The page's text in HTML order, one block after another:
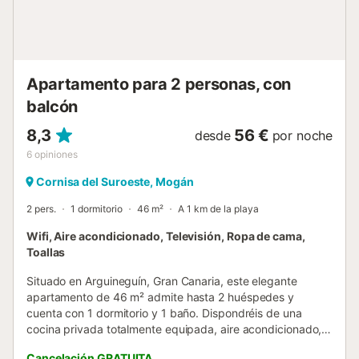
Apartamento para 2 personas, con
balcón
8,3
6 opiniones
desde 56 € por noche
Cornisa del Suroeste, Mogán
2 pers. 1 dormitorio 46 m² A 1 km de la playa
Wifi, Aire acondicionado, Televisión, Ropa de cama,
Toallas
Situado en Arguineguín, Gran Canaria, este elegante
apartamento de 46 m² admite hasta 2 huéspedes y
cuenta con 1 dormitorio y 1 baño. Dispondréis de una
cocina privada totalmente equipada, aire acondicionado,